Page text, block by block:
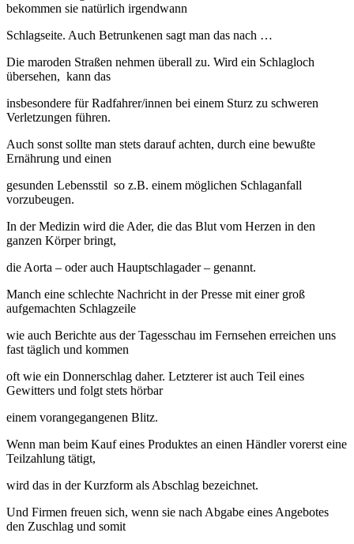
bekommen sie natürlich irgendwann
Schlagseite. Auch Betrunkenen sagt man das nach …
Die maroden Straßen nehmen überall zu. Wird ein Schlagloch
übersehen, kann das
insbesondere für Radfahrer/innen bei einem Sturz zu schweren
Verletzungen führen.
Auch sonst sollte man stets darauf achten, durch eine bewußte
Ernährung und einen
gesunden Lebensstil so z.B. einem möglichen Schlaganfall
vorzubeugen.
In der Medizin wird die Ader, die das Blut vom Herzen in den
ganzen Körper bringt,
die Aorta – oder auch Hauptschlagader – genannt.
Manch eine schlechte Nachricht in der Presse mit einer groß
aufgemachten Schlagzeile
wie auch Berichte aus der Tagesschau im Fernsehen erreichen uns
fast täglich und kommen
oft wie ein Donnerschlag daher. Letzterer ist auch Teil eines
Gewitters und folgt stets hörbar
einem vorangegangenen Blitz.
Wenn man beim Kauf eines Produktes an einen Händler vorerst eine
Teilzahlung tätigt,
wird das in der Kurzform als Abschlag bezeichnet.
Und Firmen freuen sich, wenn sie nach Abgabe eines Angebotes
den Zuschlag und somit